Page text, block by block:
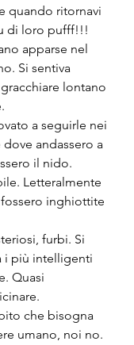
quando ritornavi
di loro pufff!!!
apparse nel
Si sentiva
lontano
a seguirle nei
andassero a
il nido.
Letteralmente
inghiottite
furbi. Si
i più intelligenti
Quasi
che bisogna
umano, noi no.